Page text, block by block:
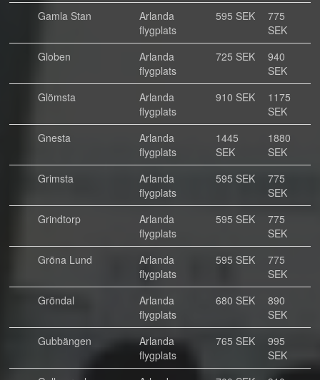
Gamla Stan
Arlanda
flygplats
595 SEK
775
SEK
Globen
Arlanda
flygplats
725 SEK
940
SEK
Glömsta
Arlanda
flygplats
910 SEK
1175
SEK
Gnesta
Arlanda
flygplats
1445
SEK
1880
SEK
Grimsta
Arlanda
flygplats
595 SEK
775
SEK
Grindtorp
Arlanda
flygplats
595 SEK
775
SEK
Gröna Lund
Arlanda
flygplats
595 SEK
775
SEK
Gröndal
Arlanda
flygplats
680 SEK
890
SEK
Gubbängen
Arlanda
flygplats
765 SEK
995
SEK